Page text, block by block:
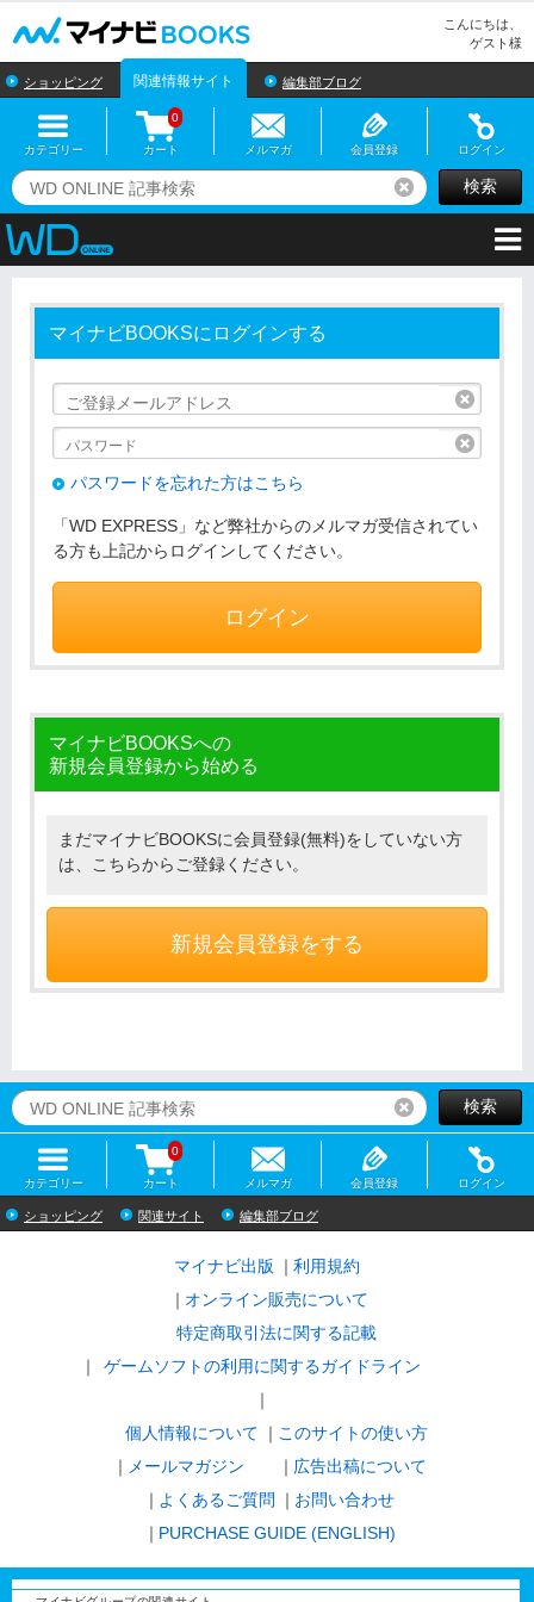
こんにちは、
ゲスト様
ショッピング 関連情報サイト 編集部ブログ
カテゴリー カート
0
メルマガ 会員登録 ログイン
リセット検索
マイナビBOOKSにログインする
パスワードを忘れた方はこちら
「WD EXPRESS」など弊社からのメルマガ受信されてい
る方も上記からログインしてください。
ログイン
マイナビBOOKSへの
新規会員登録から始める
まだマイナビBOOKSに会員登録(無料)をしていない方
は、こちらからご登録ください。
新規会員登録をする
リセット検索
カテゴリー カート
0
メルマガ 会員登録 ログイン
ショッピング 関連サイト 編集部ブログ
マイナビ出版
利用規約
オンライン販売について
特定商取引法に関する記載
ゲームソフトの利用に関するガイドライン
｜
個人情報について
このサイトの使い方
メールマガジン
広告出稿について
よくあるご質問
お問い合わせ
PURCHASE GUIDE (ENGLISH)